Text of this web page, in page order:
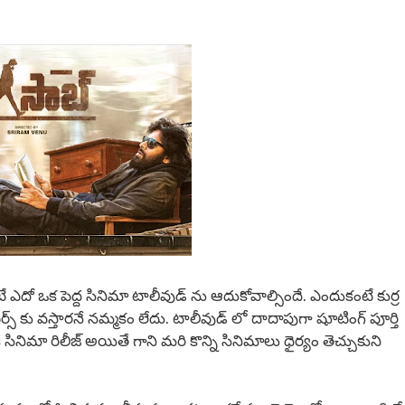
పెద్ద సినిమా టాలీవుడ్ ను ఆదుకోవాల్సిందే. ఎందుకంటే కుర్ర
వస్తారనే నమ్మకం లేదు. టాలీవుడ్ లో దాదాపుగా షూటింగ్ పూర్తి
సినిమా రిలీజ్ అయితే గాని మరి కొన్ని సినిమాలు ధైర్యం తెచ్చుకుని